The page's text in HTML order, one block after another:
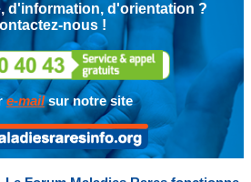
d'information, d'orientation ?
nous !
e-mailsur notre site